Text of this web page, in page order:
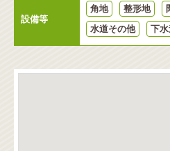
設備等
角地 整形地
水道その他
下